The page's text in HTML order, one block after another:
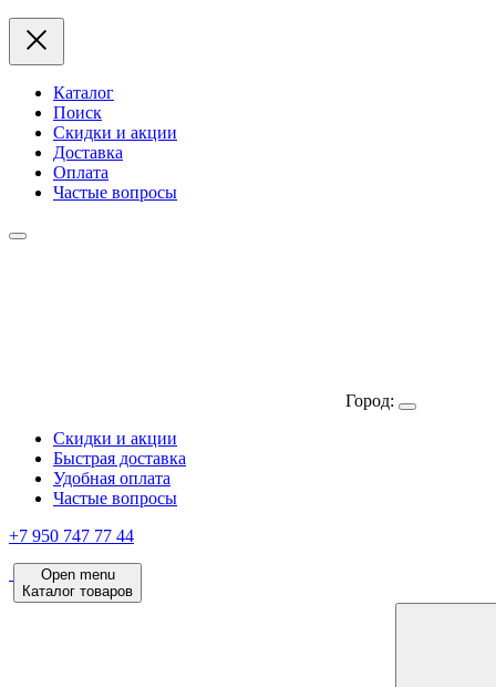
Каталог
Поиск
Скидки и акции
Доставка
Оплата
Частые вопросы
Город:
Скидки и акции
Быстрая доставка
Удобная оплата
Частые вопросы
+7 950 747 77 44
Open menu
Каталог товаров